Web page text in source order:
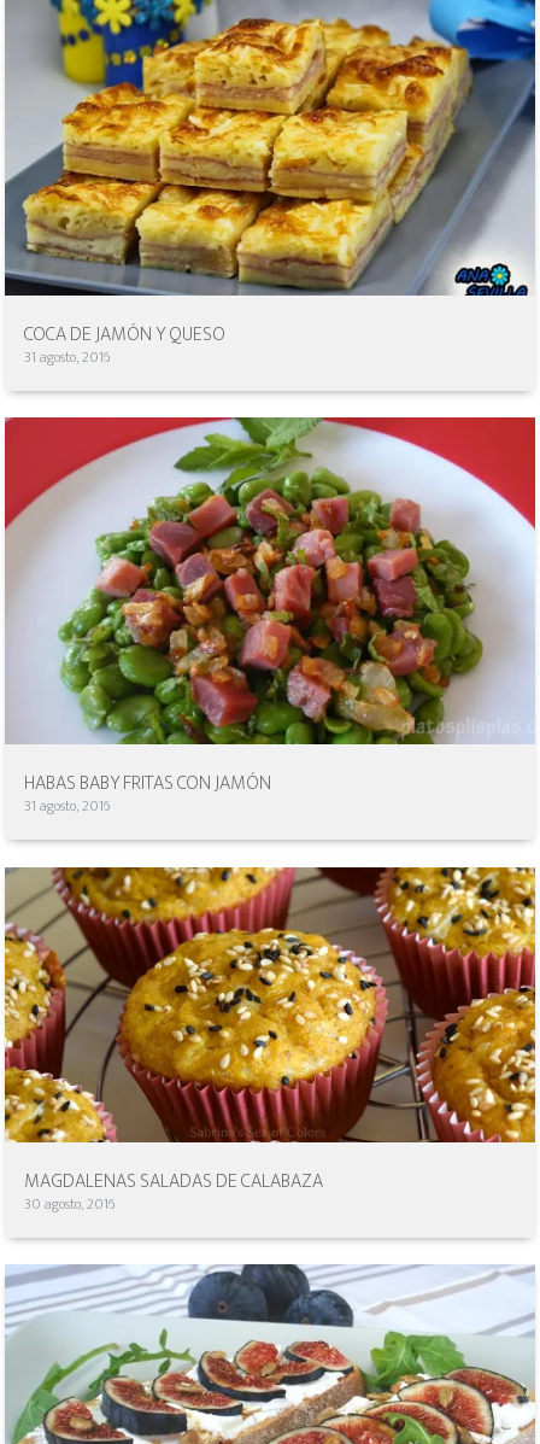
COCA DE JAMÓN Y QUESO
31 agosto, 2016
HABAS BABY FRITAS CON JAMÓN
31 agosto, 2016
MAGDALENAS SALADAS DE CALABAZA
30 agosto, 2016